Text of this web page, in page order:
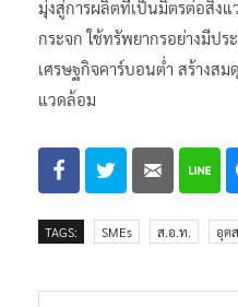
มุ่งสู่การผลิตที่เป็นมิตรต่อสิ่ง
กระจก ใช้ทรัพยากรอย่างมีป
เศรษฐกิจคาร์บอนต่ำ สร้างส
แวดล้อม
TAGS: SMEs ส.อ.ท. อุต